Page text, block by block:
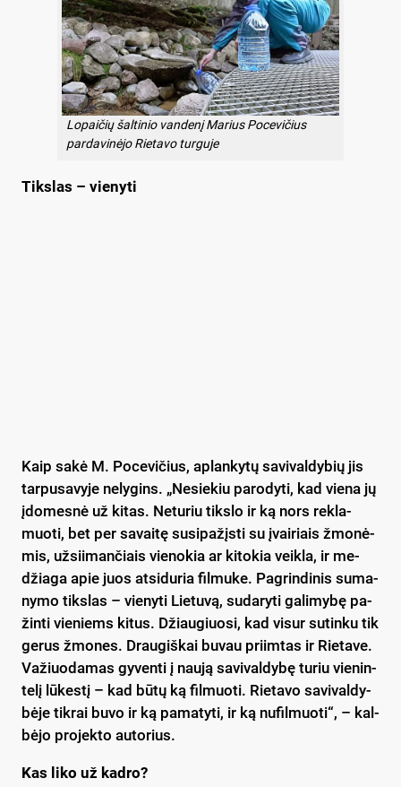
Lopaičių šaltinio vandenį Marius Pocevičius
pardavinėjo Rietavo turguje
Tiks­las – vie­ny­ti
Kaip sa­kė M. Po­ce­vi­čius, ap­lan­ky­tų sa­vi­val­dy­bių jis
tar­pu­sa­vy­je ne­ly­gins. „Ne­sie­kiu pa­ro­dy­ti, kad vie­na jų
įdo­mes­nė už ki­tas. Ne­tu­riu tiks­lo ir ką nors rek­la­
muo­ti, bet per sa­vai­tę su­si­pa­žįs­ti su įvai­riais žmo­nė­
mis, už­sii­man­čiais vie­no­kia ar ki­to­kia veik­la, ir me­
džia­ga apie juos at­si­du­ria fil­mu­ke. Pag­rin­di­nis su­ma­
ny­mo tiks­las – vie­ny­ti Lie­tu­vą, su­da­ry­ti ga­li­my­bę pa­
žin­ti vie­niems ki­tus. Džiau­giuo­si, kad vi­sur su­tin­ku tik
ge­rus žmo­nes. Drau­giš­kai bu­vau priim­tas ir Rie­ta­ve.
Va­žiuo­da­mas gy­ven­ti į nau­ją sa­vi­val­dy­bę tu­riu vie­nin­
te­lį lū­kes­tį – kad bū­tų ką fil­muo­ti. Rie­ta­vo sa­vi­val­dy­
bė­je tik­rai bu­vo ir ką pa­ma­ty­ti, ir ką nu­fil­muo­ti“, – kal­
bė­jo pro­jek­to au­to­rius.
Kas li­ko už kad­ro?